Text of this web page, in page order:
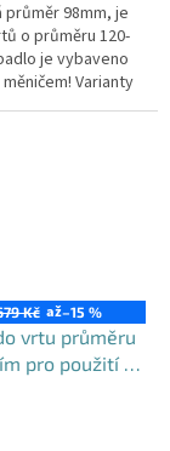
průměr 98mm, je
o průměru 120-
je vybaveno
Varianty
50m
Kč až–15 %
vrtu průměru
pro použití v